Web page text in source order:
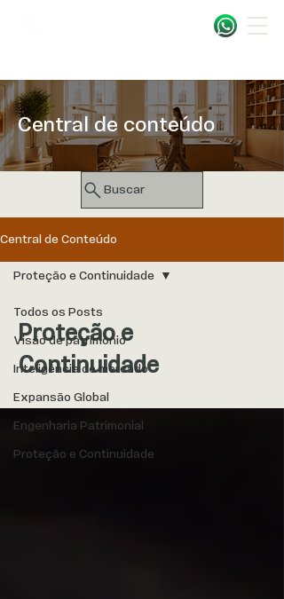
Central de conteúdo
Buscar
Central de Conteúdo
Todos os Posts
Visão de patrimônio
Inteligência de mercado
Expansão Global
Engenharia Patrimonial
Proteção e Continuidade
Proteção e Continuidade
Proteção e
Continuidade